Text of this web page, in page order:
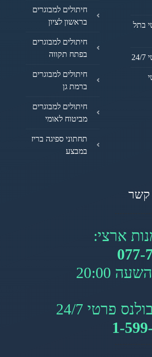
בתל
חיתולים למבוגרים
בראשון לציון
חיתולים למבוגרים
בפתח תקווה
חיתולים למבוגרים
ברמת גן
חיתולים למבוגרים
מביטוח לאומי
תחתוני ספיגה בריז
במבצע
קשר
ארצי:
077-
20:00
פרטי 24/7
1-